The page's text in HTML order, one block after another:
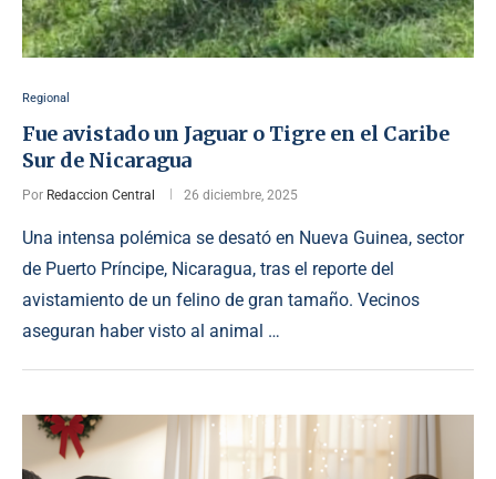
Regional
Fue avistado un Jaguar o Tigre en el Caribe
Sur de Nicaragua
Por Redaccion Central 26 diciembre, 2025
Una intensa polémica se desató en Nueva Guinea, sector
de Puerto Príncipe, Nicaragua, tras el reporte del
avistamiento de un felino de gran tamaño. Vecinos
aseguran haber visto al animal …